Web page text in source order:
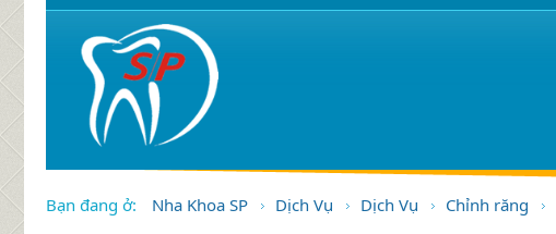
Bạn đang ở: Nha Khoa SP Dịch Vụ Dịch Vụ Chỉnh răng